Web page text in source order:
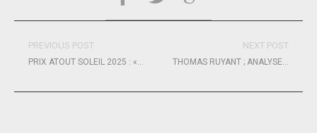
PREVIOUS POST
PRIX ATOUT SOLEIL 2025 : « LA SANTÉ DES FEMMES DOIT DEVENIR UNE VÉRITABLE PRIORITÉ COLLECTIVE »
NEXT POST
THOMAS RUYANT ; ANALYSES PASSÉES ET RÉFLEXIONS D’AVENIR….